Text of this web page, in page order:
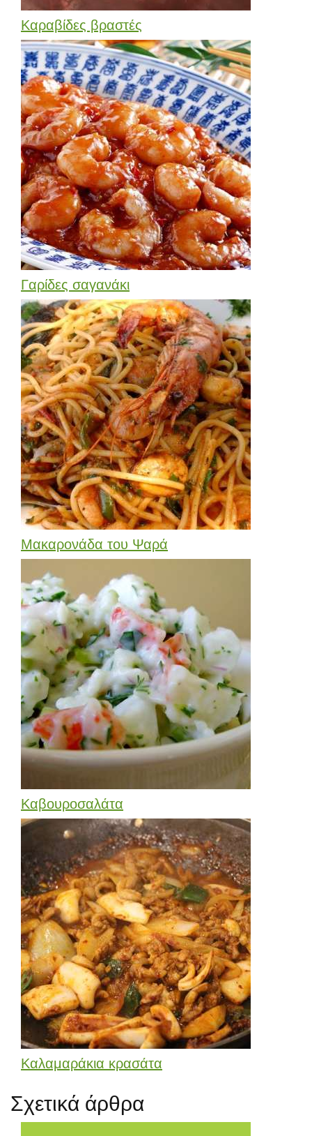
Καραβίδες βραστές
Γαρίδες σαγανάκι
Μακαρονάδα του Ψαρά
Καβουροσαλάτα
Καλαμαράκια κρασάτα
Σχετικά άρθρα